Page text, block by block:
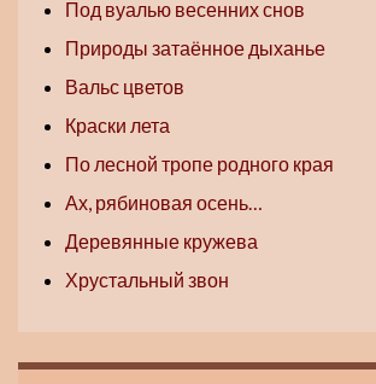
Под вуалью весенних снов
Природы затаённое дыханье
Вальс цветов
Краски лета
По лесной тропе родного края
Ах, рябиновая осень…
Деревянные кружева
Хрустальный звон